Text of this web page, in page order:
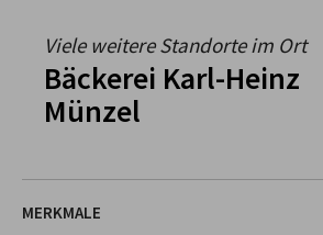
Wandern
Mountainbike
Tipps
Jobs
Viele weitere Standorte im Ort
Bäckerei Karl-Heinz
Münzel
MERKMALE